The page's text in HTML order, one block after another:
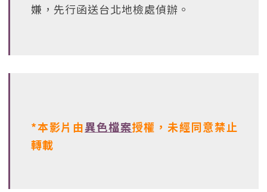
嫌，先行函送台北地檢處偵辦。
*本影片由異色檔案授權，未經同意禁止
轉載